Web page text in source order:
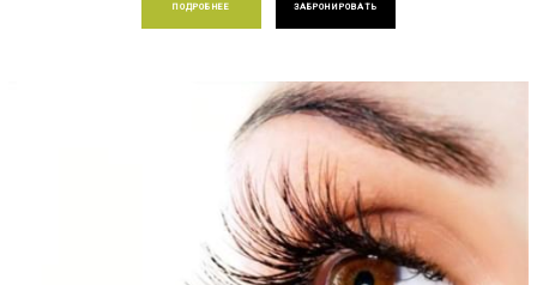
ПОДРОБНЕЕ ЗАБРОНИРОВАТЬ